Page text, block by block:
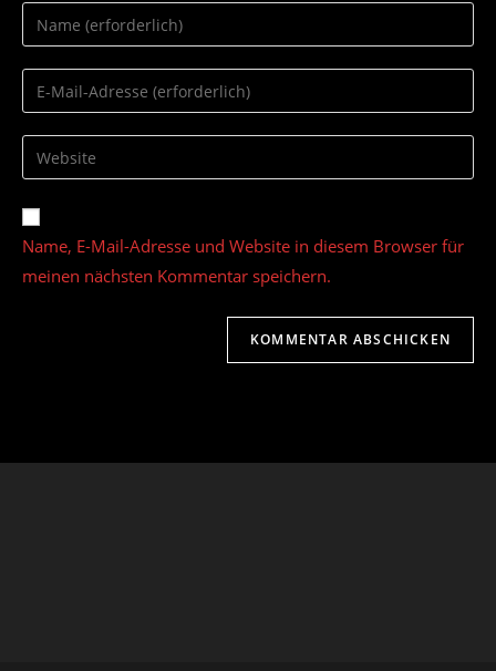
Gib
deinen
Namen
oder
zum
Kommentieren
ein
Gib
deine
E-
Mail-
zum
Kommentieren
ein
Gib
deine
Website-
URL
ein
(optional)
Name, E-Mail-Adresse und Website in diesem Browser für
meinen nächsten Kommentar speichern.